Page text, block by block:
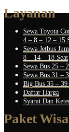
Layanan
Sewa Toyota
4 – 8 – 12 – 15
Sewa Jetbus
8 – 14 – 18 Seat
Sewa Bus 25 –
Sewa Bus 31 –
Big Bus 35 – 39
Daftar Harga
Syarat Dan
Paket